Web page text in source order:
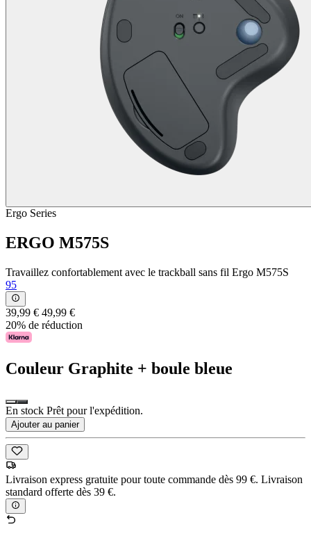
Ergo Series
ERGO M575S
Travaillez confortablement avec le trackball sans fil Ergo M575S
95
39,99 € 49,99 €
20% de réduction
Couleur Graphite + boule bleue
En stock Prêt pour l'expédition.
Ajouter au panier
Livraison express gratuite pour toute commande dès 99 €. Livraison
standard offerte dès 39 €.